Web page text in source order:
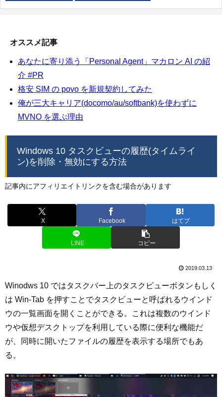
オススメ記事
あなたに寄り添う「Personal Agent」マカロン AI の紹
介 #PR
格安 SIM の povo を新規契約してみた
俺が三大キャリア(docomo/au/softbank)を使わずに
MVNO を選ぶ理由
Windows 10 タスクビューの履歴(タイムライ
ン)を削除・無効にする方法
記事内にアフィリエイトリンクを含む場合があります
X Facebook はてブ
LINE コピー
2019.03.13
Winodws 10 ではタスクバー上のタスクビューボタンもしく
は Win-Tab を押すことでタスクビューと呼ばれるウインド
ウの一覧画面を開くことができる。これは複数のウインド
ウや仮想デスクトップを利用している際に便利な機能だ
が、同時に開いたファイルの履歴を表示する場所でもあ
る。